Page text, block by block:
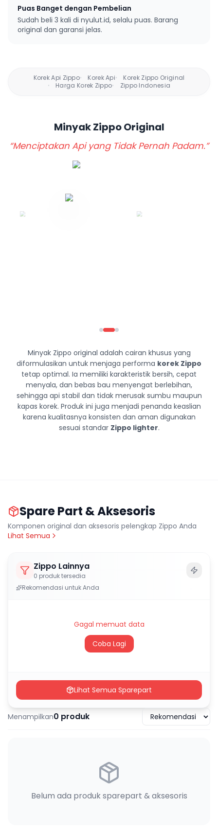
Puas Banget dengan Pembelian
Sudah beli 3 kali di nyulut.id, selalu puas. Barang
original dan garansi jelas.
Korek Api Zippo• Korek Api• Korek Zippo Original
• Harga Korek Zippo• Zippo Indonesia
Minyak ZippoOriginal
“Menciptakan Api yang Tidak Pernah Padam.”
Minyak Zippo original adalah cairan khusus yang
diformulasikan untuk menjaga performa korek Zippo
tetap optimal. Ia memiliki karakteristik bersih, cepat
menyala, dan bebas bau menyengat berlebihan,
sehingga api stabil dan tidak merusak sumbu maupun
kapas korek. Produk ini juga menjadi penanda keaslian
karena kualitasnya konsisten dan aman digunakan
sesuai standar Zippo lighter.
Spare Part & Aksesoris
Komponen original dan aksesoris pelengkap Zippo Anda
Lihat Semua
Zippo Lainnya
0 produk tersedia
Rekomendasi untuk Anda
Gagal memuat data
Coba Lagi
Lihat Semua Sparepart
Menampilkan0 produk
Belum ada produk sparepart & aksesoris